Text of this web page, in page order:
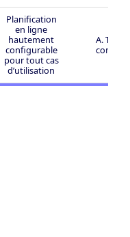
Planification
en ligne
hautement
configurable
pour tout cas
d’utilisation
A. Très
connu